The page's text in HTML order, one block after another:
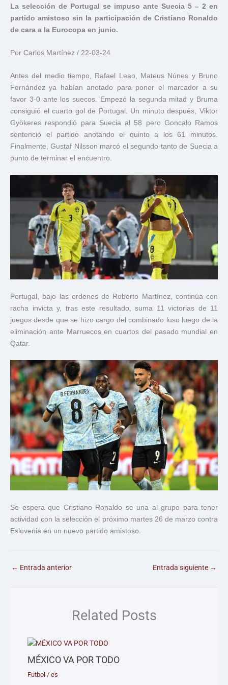
La selección de Portugal se impuso ante Suecia 5 – 2 en
partido amistoso sin la participación de Cristiano Ronaldo
de cara a la Eurocopa en junio.
Por Carlos Martínez / 22-03-24
Antes del medio tiempo, Rafael Leao, Mateus Núnes y Bruno
Fernández ya habían anotado para poner el marcador a su
favor 3-0 ante los suecos. Empezó la segunda mitad y Bruma
consiguió el cuarto gol de Portugal. Un minuto después, Viktor
Gyökeres respondió para Suecia al 58 pero Goncalo Ramos
sentenció el partido anotando el quinto a los 61 minutos.
Finalmente, Gustaf Nilsson marcó el segundo tanto de Suecia a
punto de terminar el encuentro.
Portugal, bajo las ordenes de Roberto Martínez, continúa con
racha invicta y, tras este resultado, suma 11 victorias de 11
juegos desde que se hizo cargo del combinado luso luego de la
eliminación ante Marruecos en cuartos del pasado mundial en
Qatar.
Se espera que Cristiano Ronaldo se una al grupo para tener
actividad con la selección el próximo martes 26 de marzo contra
Eslovenia en un nuevo partido amistoso.
← Entrada anterior Entrada siguiente →
Related Posts
MÉXICO VA POR TODO
Futbol /es